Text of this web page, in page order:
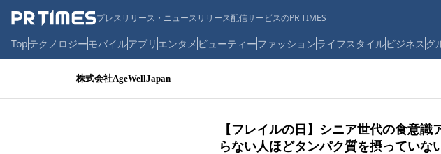
プレスリリース・ニュースリリース配信サービスのPR TIMES
Topテクノロジーモバイルアプリ エンタメ ビューティーファッションライフスタイルビジネス グ
株式会社AgeWellJapan
【フレイルの日】シニア世代の食意
らない人ほどタンパク質を摂っていな